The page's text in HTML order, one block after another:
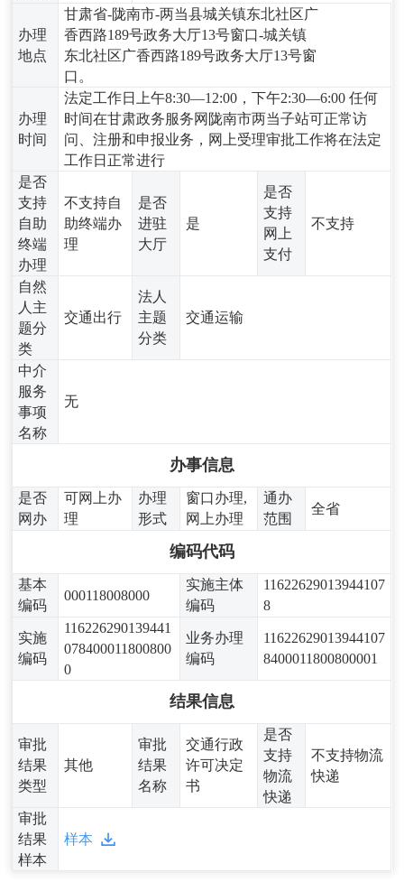
办理
地点
甘肃省-陇南市-两当县城关镇东北社区广
香西路189号政务大厅13号窗口-城关镇
东北社区广香西路189号政务大厅13号窗
口。
办理
时间
法定工作日上午8:30—12:00，下午2:30—6:00 任何
时间在甘肃政务服务网陇南市两当子站可正常访
问、注册和申报业务，网上受理审批工作将在法定
工作日正常进行
是否
支持
自助
终端
办理
不支持自
助终端办
理
是否
进驻
大厅
是
是否
支持
网上
支付
不支持
自然
人主
题分
类
交通出行
法人
主题
分类
交通运输
中介
服务
事项
名称
无
办事信息
是否
网办
可网上办
理
办理
形式
窗口办理,
网上办理
通办
范围
全省
编码代码
基本
编码
000118008000
实施主体
编码
11622629013944107
8
实施
编码
116226290139441
078400011800800
0
业务办理
编码
11622629013944107
8400011800800001
结果信息
审批
结果
类型
其他
审批
结果
名称
交通行政
许可决定
书
是否
支持
物流
快递
不支持物流
快递
审批
结果
样本
样本